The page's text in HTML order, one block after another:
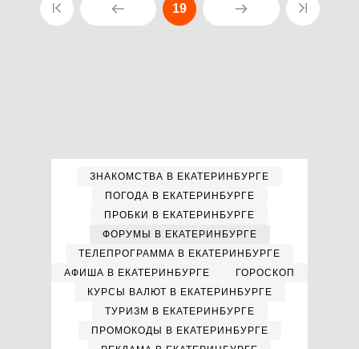
19
ЗНАКОМСТВА В ЕКАТЕРИНБУРГЕ
ПОГОДА В ЕКАТЕРИНБУРГЕ
ПРОБКИ В ЕКАТЕРИНБУРГЕ
ФОРУМЫ В ЕКАТЕРИНБУРГЕ
ТЕЛЕПРОГРАММА В ЕКАТЕРИНБУРГЕ
АФИША В ЕКАТЕРИНБУРГЕ
ГОРОСКОП
КУРСЫ ВАЛЮТ В ЕКАТЕРИНБУРГЕ
ТУРИЗМ В ЕКАТЕРИНБУРГЕ
ПРОМОКОДЫ В ЕКАТЕРИНБУРГЕ